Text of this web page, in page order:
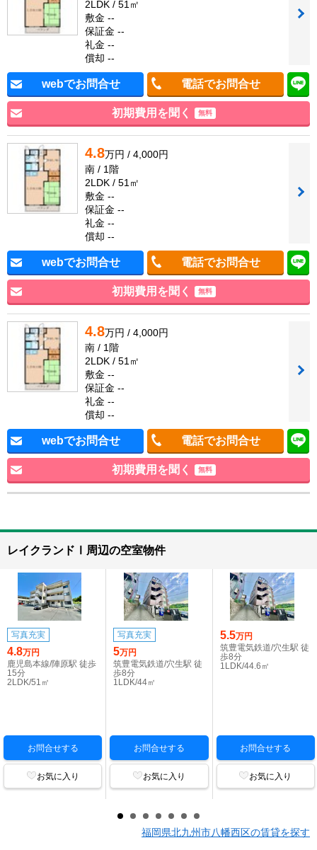
2LDK / 51㎡
敷金 --
保証金 --
礼金 --
償却 --
webでお問合せ 電話でお問合せ
初期費用を聞く 無料
4.8万円 / 4,000円
南 / 1階
2LDK / 51㎡
敷金 --
保証金 --
礼金 --
償却 --
webでお問合せ 電話でお問合せ
初期費用を聞く 無料
4.8万円 / 4,000円
南 / 1階
2LDK / 51㎡
敷金 --
保証金 --
礼金 --
償却 --
webでお問合せ 電話でお問合せ
初期費用を聞く 無料
レイクランドⅠ周辺の空室物件
写真充実
4.8万円
鹿児島本線/陣原駅 徒歩
15分
2LDK/51㎡
お問合せする
お気に入り
写真充実
5万円
筑豊電気鉄道/穴生駅 徒
歩8分
1LDK/44㎡
お問合せする
お気に入り
5.5万円
筑豊電気鉄道/穴生駅 徒
歩8分
1LDK/44.6㎡
お問合せする
お気に入り
福岡県北九州市八幡西区の賃貸を探す